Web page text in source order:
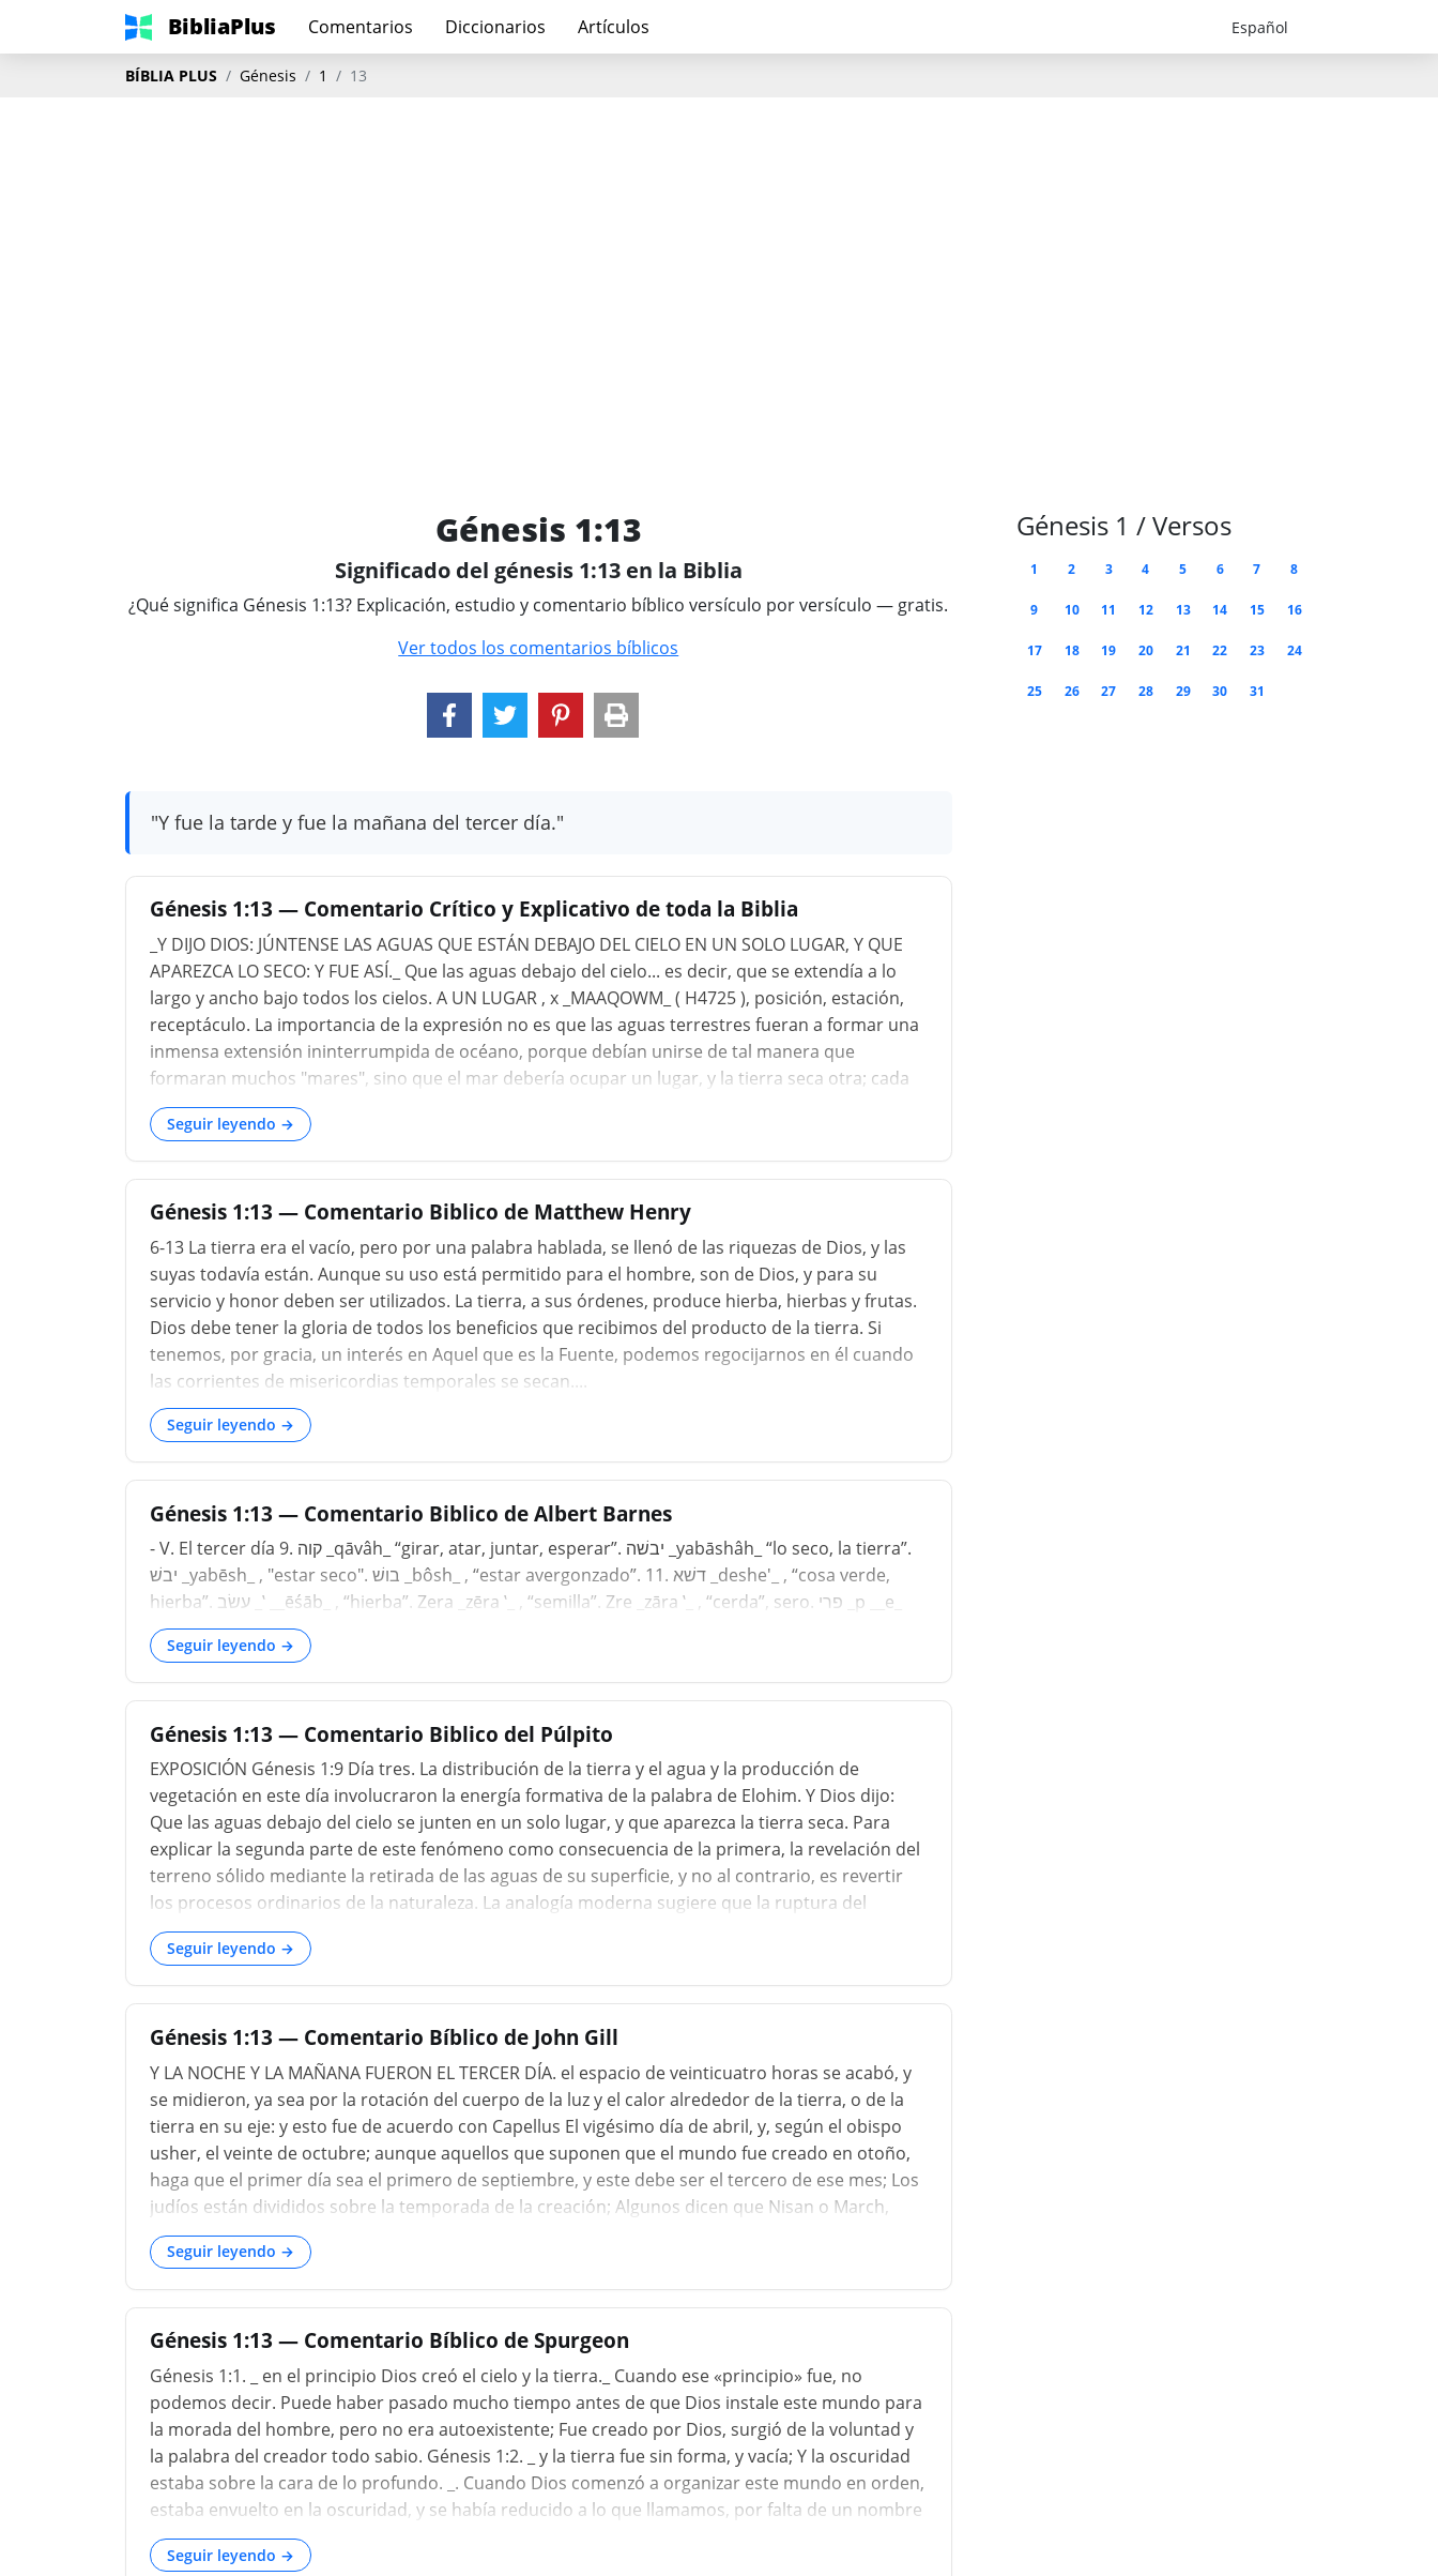
BibliaPlus Comentarios Diccionarios Artículos
BÍBLIA PLUS Génesis 1 13
Génesis 1:13
Significado del génesis 1:13 en la Biblia
¿Qué significa Génesis 1:13? Explicación, estudio y comentario bíblico versículo por versículo — gratis.
Ver todos los comentarios bíblicos
"Y fue la tarde y fue la mañana del tercer día."
Génesis 1:13 — Comentario Crítico y Explicativo de toda la Biblia
_Y DIJO DIOS: JÚNTENSE LAS AGUAS QUE ESTÁN DEBAJO DEL CIELO EN UN SOLO LUGAR, Y QUE
APAREZCA LO SECO: Y FUE ASÍ._ Que las aguas debajo del cielo... es decir, que se extendía a lo
largo y ancho bajo todos los cielos. A UN LUGAR , х _MAAQOWM_ ( H4725 ), posición, estación,
receptáculo. La importancia de la expresión no es que las aguas terrestres fueran a formar una
inmensa extensión ininterrumpida de océano, porque debían unirse de tal manera que
formaran muchos "mares", sino que el mar debería ocupar un lugar, y la tierra seca otra; cada
uno debe tener su respectivo dominio asignado. Y QUE APAREZCA LA TIERRA SECA, literalmente,
ser vista. El mundo se convertiría en un globo terráqueo. Una comparación de este pasaje con
( Job 38:8), que parece contener una alusión poética a la separación de las aguas de la tie
Seguir leyendo →
Génesis 1:13 — Comentario Biblico de Matthew Henry
6-13 La tierra era el vacío, pero por una palabra hablada, se llenó de las riquezas de Dios, y las
suyas todavía están. Aunque su uso está permitido para el hombre, son de Dios, y para su
servicio y honor deben ser utilizados. La tierra, a sus órdenes, produce hierba, hierbas y frutas.
Dios debe tener la gloria de todos los beneficios que recibimos del producto de la tierra. Si
tenemos, por gracia, un interés en Aquel que es la Fuente, podemos regocijarnos en él cuando
las corrientes de misericordias temporales se secan....
Seguir leyendo →
Génesis 1:13 — Comentario Biblico de Albert Barnes
- V. El tercer día 9. קוה _qāvâh_ “girar, atar, juntar, esperar”. יבשׁה _yabāshâh_ “lo seco, la tierra”.
יבשׁ _yabēsh_ , "estar seco". בושׁ _bôsh_ , “estar avergonzado”. 11. דשׁא _deshe'_ , “cosa verde,
hierba”. עשׂב _‛ __ēśāb_ , “hierba”. Zera _zēra ‛_ , “semilla”. Zre _zāra ‛_ , “cerda”, sero. פרי _p __e_
Seguir leyendo →
Génesis 1:13 — Comentario Biblico del Púlpito
EXPOSICIÓN Génesis 1:9 Día tres. La distribución de la tierra y el agua y la producción de
vegetación en este día involucraron la energía formativa de la palabra de Elohim. Y Dios dijo:
Que las aguas debajo del cielo se junten en un solo lugar, y que aparezca la tierra seca. Para
explicar la segunda parte de este fenómeno como consecuencia de la primera, la revelación del
terreno sólido mediante la retirada de las aguas de su superficie, y no al contrario, es revertir
los procesos ordinarios de la naturaleza. La analogía moderna sugiere que la ruptura del
océano hasta ahora universal en mares, lagos y ríos se vio afectada por la agitación de la tierra
a través de la acción de incendios subterráneos, o por el hundimiento de la corteza terrestre
como consecuencia del enfriamiento y la contracción de la tierra. masa interior...
Seguir leyendo →
Génesis 1:13 — Comentario Bíblico de John Gill
Y LA NOCHE Y LA MAÑANA FUERON EL TERCER DÍA. el espacio de veinticuatro horas se acabó, y
se midieron, ya sea por la rotación del cuerpo de la luz y el calor alrededor de la tierra, o de la
tierra en su eje: y esto fue de acuerdo con Capellus El vigésimo día de abril, y, según el obispo
usher, el veinte de octubre; aunque aquellos que suponen que el mundo fue creado en otoño,
haga que el primer día sea el primero de septiembre, y este debe ser el tercero de ese mes; Los
judíos están divididos sobre la temporada de la creación; Algunos dicen que Nisan o March,
otros Tisri o septiembre G. g vid. T. Bab. Rosh hashanah, fol. 11. 1....
Seguir leyendo →
Génesis 1:13 — Comentario Bíblico de Spurgeon
Génesis 1:1. _ en el principio Dios creó el cielo y la tierra._ Cuando ese «principio» fue, no
podemos decir. Puede haber pasado mucho tiempo antes de que Dios instale este mundo para
la morada del hombre, pero no era autoexistente; Fue creado por Dios, surgió de la voluntad y
la palabra del creador todo sabio. Génesis 1:2. _ y la tierra fue sin forma, y ​​vacía; Y la oscuridad
estaba sobre la cara de lo profundo. _. Cuando Dios comenzó a organizar este mundo en orden,
estaba envuelto en la oscuridad, y se había reducido a lo que llamamos, por falta de un nombre
mejor, «Caos. »Esta es solo la condición de cada alma del hombre cuando Dios comienza a lidiar
con él en su gracia; Es infrino, y vacío de todas las cosas buenas. «No hay ninguno justo, no, no
Seguir leyendo →
Génesis 1 / Versos
1 2 3 4 5 6 7 8
9 10 11 12 13 14 15 16
17 18 19 20 21 22 23 24
25 26 27 28 29 30 31